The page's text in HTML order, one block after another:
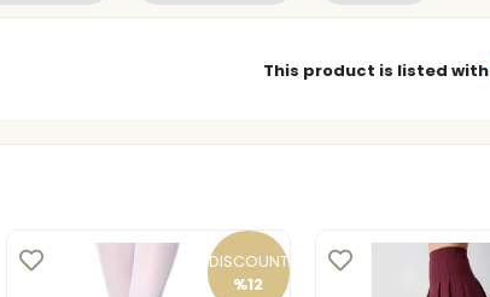
This product is listed with
DISCOUNT
%12